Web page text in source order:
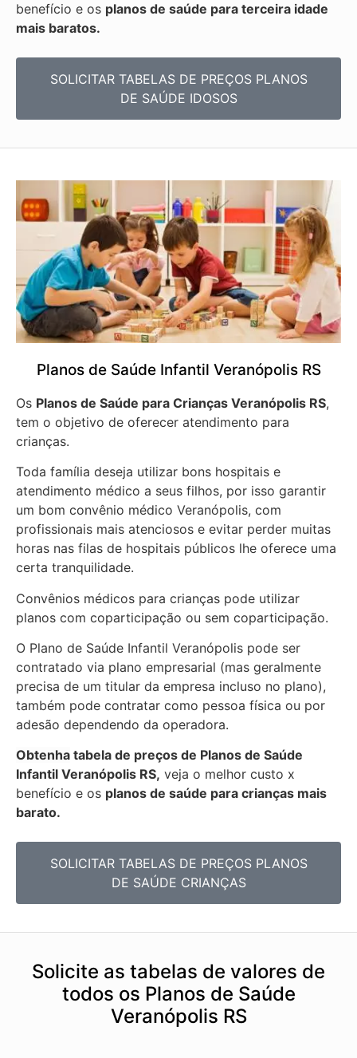
benefício e os planos de saúde para terceira idade
mais baratos.
SOLICITAR TABELAS DE PREÇOS PLANOS
DE SAÚDE IDOSOS
Planos de Saúde Infantil Veranópolis RS
Os Planos de Saúde para Crianças Veranópolis RS,
tem o objetivo de oferecer atendimento para
crianças.
Toda família deseja utilizar bons hospitais e
atendimento médico a seus filhos, por isso garantir
um bom convênio médico Veranópolis, com
profissionais mais atenciosos e evitar perder muitas
horas nas filas de hospitais públicos lhe oferece uma
certa tranquilidade.
Convênios médicos para crianças pode utilizar
planos com coparticipação ou sem coparticipação.
O Plano de Saúde Infantil Veranópolis pode ser
contratado via plano empresarial (mas geralmente
precisa de um titular da empresa incluso no plano),
também pode contratar como pessoa física ou por
adesão dependendo da operadora.
Obtenha tabela de preços de Planos de Saúde
Infantil Veranópolis RS, veja o melhor custo x
benefício e os planos de saúde para crianças mais
barato.
SOLICITAR TABELAS DE PREÇOS PLANOS
DE SAÚDE CRIANÇAS
Solicite as tabelas de valores de
todos os Planos de Saúde
Veranópolis RS